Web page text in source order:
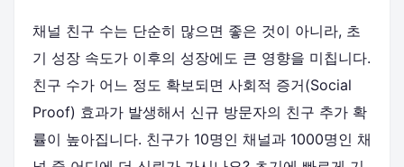
채널 친구 수는 단순히 많으면 좋은 것이 아니라, 초
기 성장 속도가 이후의 성장에도 큰 영향을 미칩니다.
친구 수가 어느 정도 확보되면 사회적 증거(Social
Proof) 효과가 발생해서 신규 방문자의 친구 추가 확
률이 높아집니다. 친구가 10명인 채널과 1000명인 채